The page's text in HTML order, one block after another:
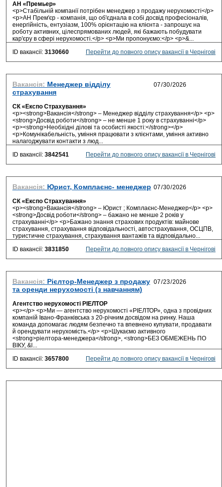
АН «Премьер»
<p>Стабільній компанії потрібен менеджер з продажу нерухомості</p>
<p>АН Прем'єр - компанія, що об'єднала в собі досвід професіоналів,
енергійність, ентузіазм, 100% орієнтацію на клієнта - запрошує на
роботу активних, цілеспрямованих людей, які бажають побудувати
кар'єру в сфері нерухомості.</p> <p>Ми пропонуємо:</p> <p>&...
ID вакансії: 3130660 Перейти до повного опису вакансії в Чернігові
Вакансія: Менеджер відділу
страхування
СК «Експо Страхування»
<p><strong>Вакансія</strong> – Менеджер відділу страхування</p> <p>
<strong>Досвід роботи</strong> – не менше 1 року в страхуванні</p>
<p><strong>Необхідні ділові та особисті якості:</strong></p>
<p>Комунікабельність, уміння працювати з клієнтами, уміння активно
налагоджувати контакти з люд...
ID вакансії: 3842541 Перейти до повного опису вакансії в Чернігові
Вакансія: Юрист, Комплаєнс- менеджер
СК «Експо Страхування»
<p><strong>Вакансія</strong> – Юрист ; Комплаєнс-Менеджер</p> <p>
<strong>Досвід роботи</strong> – бажано не менше 2 років у
страхуванні</p> <p>Бажано знання страхових продуктів: майнове
страхування, страхування відповідальності, автострахування, ОСЦПВ,
туристичне страхування, страхування вантажів та відповідально...
ID вакансії: 3831850 Перейти до повного опису вакансії в Чернігові
Вакансія: Рієлтор-Менеджер з продажу
та оренди нерухомості (з навчанням)
Агентство нерухомості РІЕЛТОР
<p></p> <p>Ми — агентство нерухомості «РІЕЛТОР», одна з провідних
компаній Івано-Франківська з 20-річним досвідом на ринку. Наша
команда допомагає людям безпечно та впевнено купувати, продавати
й орендувати нерухомість.</p> <p>Шукаємо активного
<strong>ріелтора-менеджера</strong>, <strong>БЕЗ ОБМЕЖЕНЬ ПО
ВІКУ, &l...
ID вакансії: 3657800 Перейти до повного опису вакансії в Чернігові